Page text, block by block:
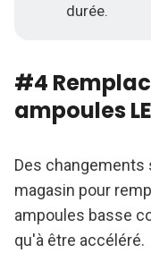
durée.
#4
ampoules
Des changements
magasin pour
ampoules basse
qu'à être accéléré.